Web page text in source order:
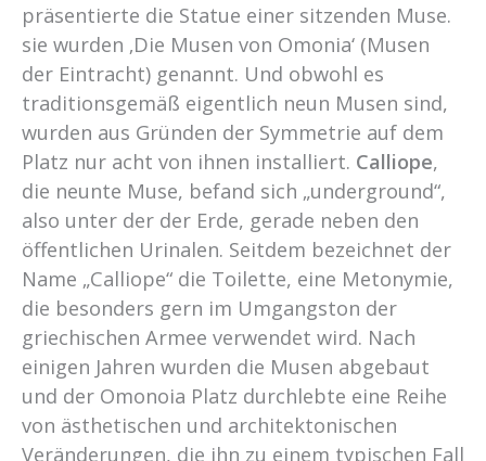
präsentierte die Statue einer sitzenden Muse.
sie wurden ‚Die Musen von Omonia‘ (Musen
der Eintracht) genannt. Und obwohl es
traditionsgemäß eigentlich neun Musen sind,
wurden aus Gründen der Symmetrie auf dem
Platz nur acht von ihnen installiert. Calliope,
die neunte Muse, befand sich „underground“,
also unter der der Erde, gerade neben den
öffentlichen Urinalen. Seitdem bezeichnet der
Name „Calliope“ die Toilette, eine Metonymie,
die besonders gern im Umgangston der
griechischen Armee verwendet wird. Nach
einigen Jahren wurden die Musen abgebaut
und der Omonoia Platz durchlebte eine Reihe
von ästhetischen und architektonischen
Veränderungen, die ihn zu einem typischen Fall